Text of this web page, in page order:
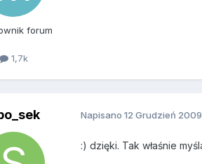
forum
1,7k
Napisano12 Grudzień 2009
:) dzięki. Tak właśnie